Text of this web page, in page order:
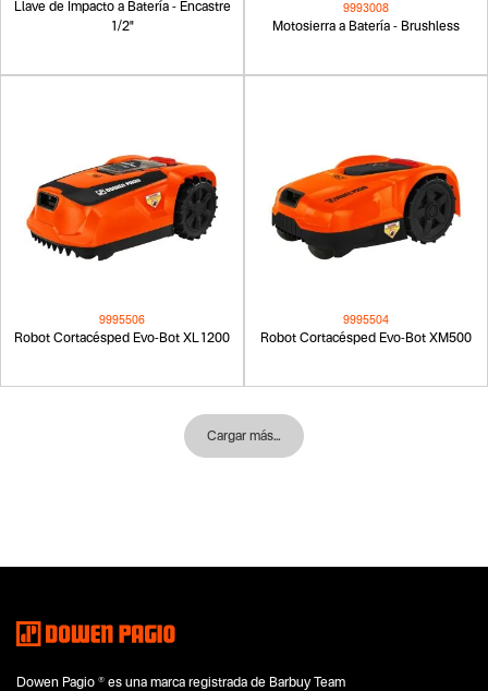
Llave de Impacto a Batería - Encastre
1/2"
9993008
Motosierra a Batería - Brushless
9995506
Robot Cortacésped Evo-Bot XL1200
9995504
Robot Cortacésped Evo-Bot XM500
Cargar más…
Dowen Pagio ® es una marca registrada de Barbuy Team